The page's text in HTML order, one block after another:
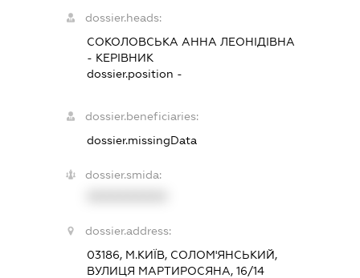
dossier.heads:
СОКОЛОВСЬКА АННА ЛЕОНІДІВНА
- КЕРІВНИК
dossier.position -
dossier.beneficiaries:
dossier.missingData
dossier.smida:
dossier.address:
03186, М.КИЇВ, СОЛОМ'ЯНСЬКИЙ,
ВУЛИЦЯ МАРТИРОСЯНА, 16/14